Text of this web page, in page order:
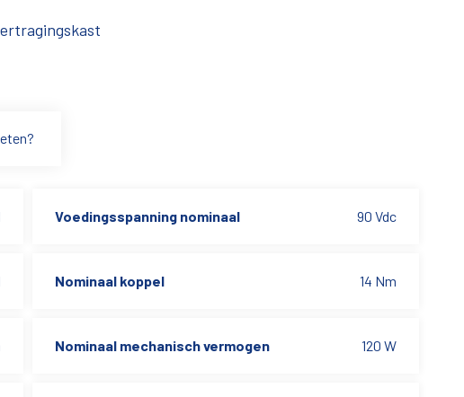
Voedingsspanning nominaal 90 Vdc
Nominaal koppel 14 Nm
Nominaal mechanisch vermogen 120 W